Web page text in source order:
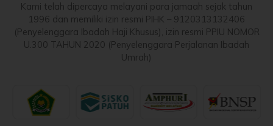
Kami telah dipercaya melayani para jamaah sejak tahun
1996 dan memiliki izin resmi PIHK – 9120313132406
(Penyelenggara Ibadah Haji Khusus), izin resmi PPIU NOMOR
U.300 TAHUN 2020 (Penyelenggara Perjalanan Ibadah
Umrah)